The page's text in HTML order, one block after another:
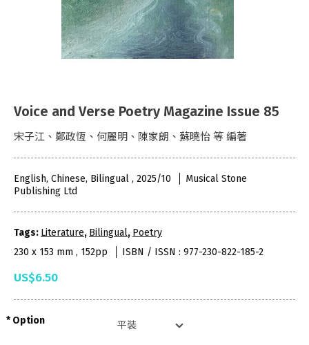
Voice and Verse Poetry Magazine Issue 85
宋子江、鄭政恆、何麗明、陳家朗、蘇曉怡 等 編著
English, Chinese, Bilingual , 2025/10
Musical Stone
Publishing Ltd
Tags: Literature, Bilingual, Poetry
230 x 153 mm , 152pp
ISBN / ISSN : 977-230-822-185-2
US$6.50
Option